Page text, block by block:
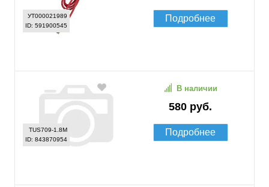
УТ000021989
ID: 591900545
Подробнее
TUS709-1.8M
ID: 843870954
580 руб.
В наличии
Подробнее